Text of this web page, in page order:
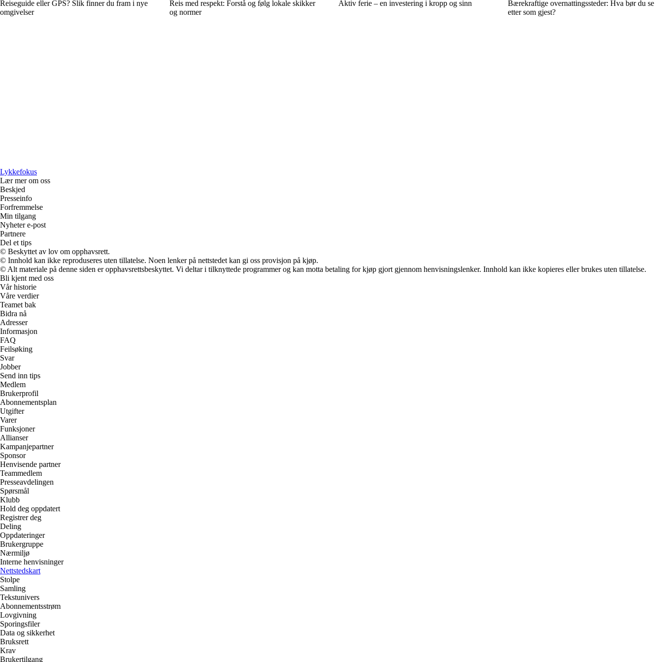
Reiseguide eller GPS? Slik finner du fram i nye
omgivelser
Reis med respekt: Forstå og følg lokale skikker
og normer
Aktiv ferie – en investering i kropp og sinn
Bærekraftige overnattingssteder: Hva bør du se
etter som gjest?
Lykkefokus
Lær mer om oss
Beskjed
Presseinfo
Forfremmelse
Min tilgang
Nyheter e-post
Partnere
Del et tips
© Beskyttet av lov om opphavsrett.
© Innhold kan ikke reproduseres uten tillatelse. Noen lenker på nettstedet kan gi oss provisjon på kjøp.
© Alt materiale på denne siden er opphavsrettsbeskyttet. Vi deltar i tilknyttede programmer og kan motta betaling for kjøp gjort gjennom henvisningslenker. Innhold kan ikke kopieres eller brukes uten tillatelse.
Bli kjent med oss
Vår historie
Våre verdier
Teamet bak
Bidra nå
Adresser
Informasjon
FAQ
Feilsøking
Svar
Jobber
Send inn tips
Medlem
Brukerprofil
Abonnementsplan
Utgifter
Varer
Funksjoner
Allianser
Kampanjepartner
Sponsor
Henvisende partner
Teammedlem
Presseavdelingen
Spørsmål
Klubb
Hold deg oppdatert
Registrer deg
Deling
Oppdateringer
Brukergruppe
Nærmiljø
Interne henvisninger
Nettstedskart
Stolpe
Samling
Tekstunivers
Abonnementsstrøm
Lovgivning
Sporingsfiler
Data og sikkerhet
Bruksrett
Krav
Brukertilgang